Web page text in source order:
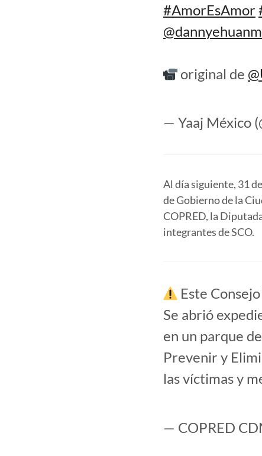
#AmorEsAmor
original de
— Yaaj México
Al día siguiente, 31
de Gobierno de la
COPRED, la
integrantes de SCO.
Este
Se abrió
en un parque
Prevenir y
las víctimas y
— COPRED